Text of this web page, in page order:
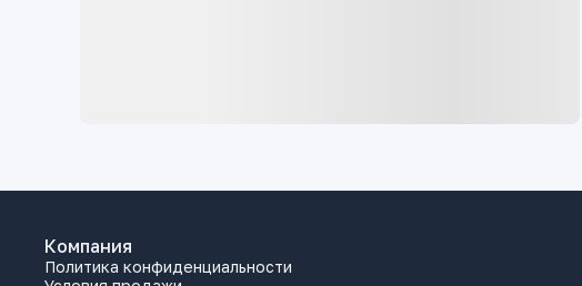
Компания
Политика конфиденциальности